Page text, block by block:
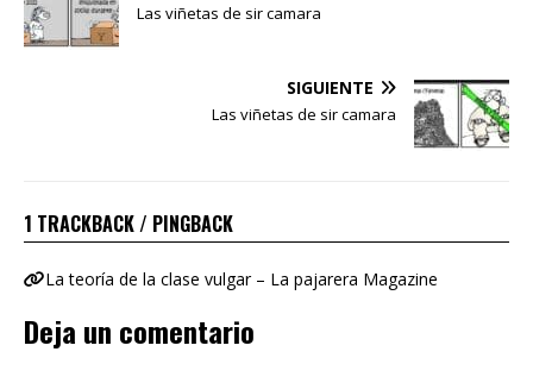
Las viñetas de sir camara
SIGUIENTE
Las viñetas de sir camara
1 TRACKBACK / PINGBACK
La teoría de la clase vulgar – La pajarera Magazine
Deja un comentario